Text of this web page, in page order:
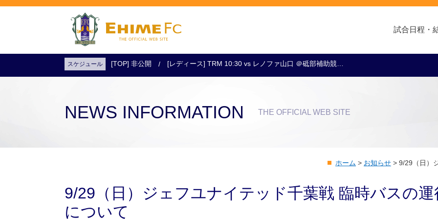
試合日程・
試合日程・結果 アクセス クラブ・会社情報 レディース
スケジュール [TOP] 非公開 [レディース] TRM 10:30 vs レノファ山口 ＠砥部補助競…
NEWS INFORMATION THE OFFICIAL WEB SITE
ホーム > お知らせ > 9/29（日）
9/29（日）ジェフユナイテッド千葉戦 臨時バスの運
について